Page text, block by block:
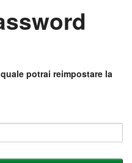
potrai reimpostare la